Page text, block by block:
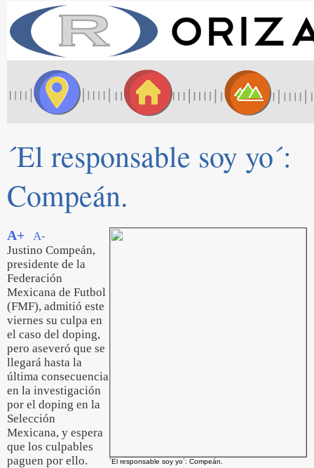
´El responsable soy yo´:
Compeán.
´El responsable soy yo´: Compeán.
A+
A-
Justino Compeán,
presidente de la
Federación
Mexicana de Futbol
(FMF), admitió este
viernes su culpa en
el caso del doping,
pero aseveró que se
llegará hasta la
última consecuencia
en la investigación
por el doping en la
Selección
Mexicana, y espera
que los culpables
paguen por ello.